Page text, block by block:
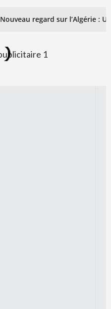
Nouveau regard sur l’Algérie :